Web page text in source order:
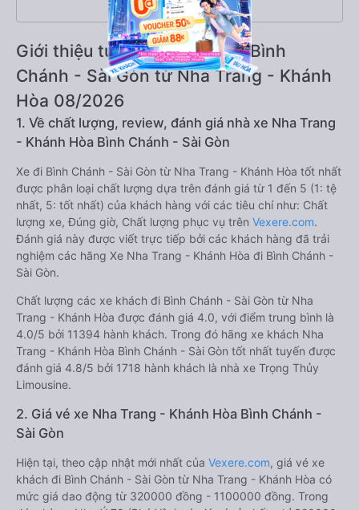
Giới thiệu tuyến đường xe đi Bình
Chánh - Sài Gòn từ Nha Trang - Khánh
Hòa 08/2026
1. Về chất lượng, review, đánh giá nhà xe Nha Trang
- Khánh Hòa Bình Chánh - Sài Gòn
Xe đi Bình Chánh - Sài Gòn từ Nha Trang - Khánh Hòa tốt nhất
được phân loại chất lượng dựa trên đánh giá từ 1 đến 5 (1: tệ
nhất, 5: tốt nhất) của khách hàng với các tiêu chí như: Chất
lượng xe, Đúng giờ, Chất lượng phục vụ trên Vexere.com.
Đánh giá này được viết trực tiếp bởi các khách hàng đã trải
nghiệm các hãng Xe Nha Trang - Khánh Hòa đi Bình Chánh -
Sài Gòn.
Chất lượng các xe khách đi Bình Chánh - Sài Gòn từ Nha
Trang - Khánh Hòa được đánh giá 4.0, với điểm trung bình là
4.0/5 bởi 11394 hành khách. Trong đó hãng xe khách Nha
Trang - Khánh Hòa Bình Chánh - Sài Gòn tốt nhất tuyến được
đánh giá 4.8/5 bởi 1718 hành khách là nhà xe Trọng Thủy
Limousine.
2. Giá vé xe Nha Trang - Khánh Hòa Bình Chánh -
Sài Gòn
Hiện tại, theo cập nhật mới nhất của Vexere.com, giá vé xe
khách đi Bình Chánh - Sài Gòn từ Nha Trang - Khánh Hòa có
mức giá dao động từ 320000 đồng - 1100000 đồng. Trong